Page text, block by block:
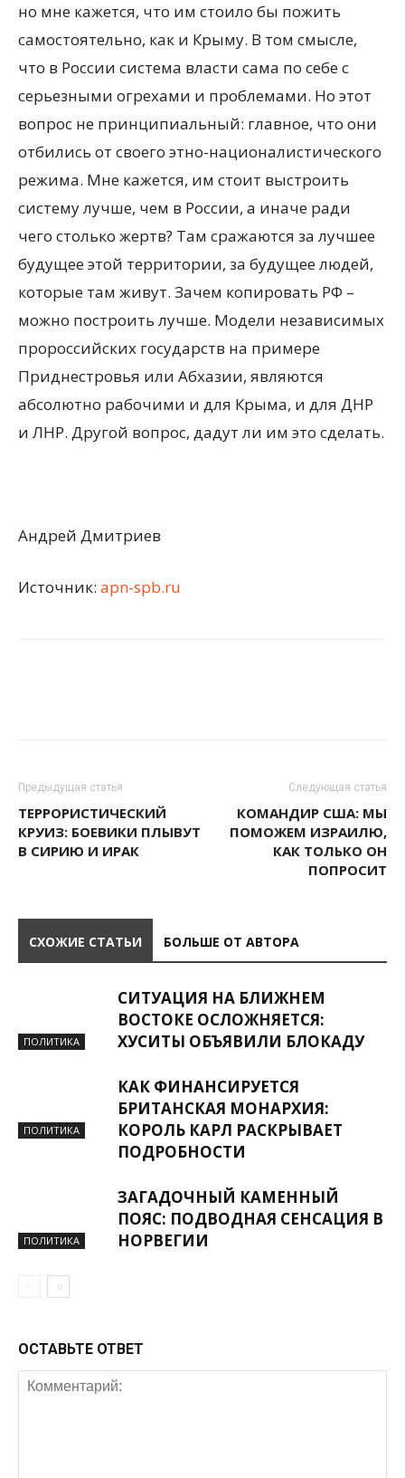
но мне кажется, что им стоило бы пожить
самостоятельно, как и Крыму. В том смысле,
что в России система власти сама по себе с
серьезными огрехами и проблемами. Но этот
вопрос не принципиальный: главное, что они
отбились от своего этно-националистического
режима. Мне кажется, им стоит выстроить
систему лучше, чем в России, а иначе ради
чего столько жертв? Там сражаются за лучшее
будущее этой территории, за будущее людей,
которые там живут. Зачем копировать РФ –
можно построить лучше. Модели независимых
пророссийских государств на примере
Приднестровья или Абхазии, являются
абсолютно рабочими и для Крыма, и для ДНР
и ЛНР. Другой вопрос, дадут ли им это сделать.
Андрей Дмитриев
Источник: apn-spb.ru
Предыдущая статья
ТЕРРОРИСТИЧЕСКИЙ
КРУИЗ: БОЕВИКИ ПЛЫВУТ
В СИРИЮ И ИРАК
Следующая статья
КОМАНДИР США: МЫ
ПОМОЖЕМ ИЗРАИЛЮ,
КАК ТОЛЬКО ОН
ПОПРОСИТ
СХОЖИЕ СТАТЬИ БОЛЬШЕ ОТ АВТОРА
ПОЛИТИКА
СИТУАЦИЯ НА БЛИЖНЕМ
ВОСТОКЕ ОСЛОЖНЯЕТСЯ:
ХУСИТЫ ОБЪЯВИЛИ БЛОКАДУ
ПОЛИТИКА
КАК ФИНАНСИРУЕТСЯ
БРИТАНСКАЯ МОНАРХИЯ:
КОРОЛЬ КАРЛ РАСКРЫВАЕТ
ПОДРОБНОСТИ
ПОЛИТИКА
ЗАГАДОЧНЫЙ КАМЕННЫЙ
ПОЯС: ПОДВОДНАЯ СЕНСАЦИЯ В
НОРВЕГИИ
ОСТАВЬТЕ ОТВЕТ